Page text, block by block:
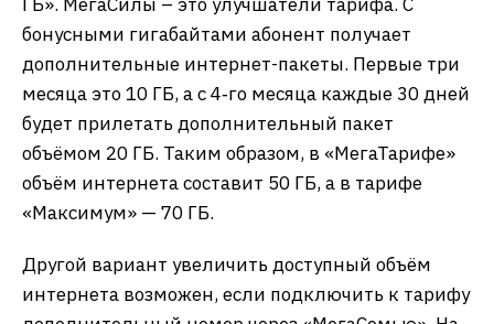
бонусными гигабайтами абонент получает
дополнительные интернет-пакеты. Первые три
месяца это 10 ГБ, а с 4‑го месяца каждые 30 дней
будет прилетать дополнительный пакет
объёмом 20 ГБ. Таким образом, в «МегаТарифе»
объём интернета составит 50 ГБ, а в тарифе
«Максимум» — 70 ГБ.
Другой вариант увеличить доступный объём
интернета возможен, если подключить к тарифу